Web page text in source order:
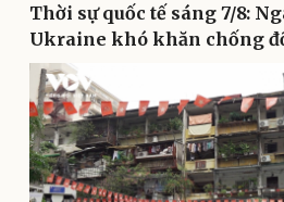
Thời sự quốc tế sáng 7/8:
Ukraine khó khăn chống